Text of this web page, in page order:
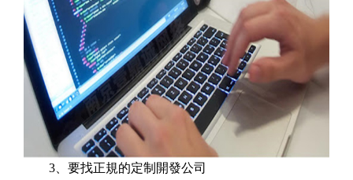
3、要找正規的定制開發公司